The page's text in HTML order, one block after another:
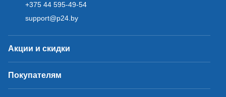
+375 44 595-49-54
support@p24.by
Акции и скидки
Покупателям